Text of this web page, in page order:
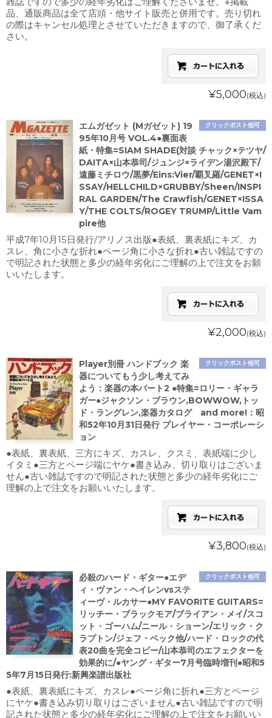
品、通販商品は全て店頭・他サイト販売と併用です。売り切れ
の際はキャンセル処理とさせていただきますので、御了承くだ
さい。
¥5,000(税込)
クリックポスト他可
エムガゼット (Mガゼット) 19
95年10月号 VOL.4●裏面表
紙・特集=SIAM SHADE(対談 チャック×テツヤ/
DAITA×山本恭司/ジュンジ×ライデン湯沢殿下/
遠藤ミチロウ/黒夢/Eins:Vier/覇叉羅/GENET×I
SSAY/HELLCHILD×GRUBBY/Sheen/INSPI
RAL GARDEN/The Crawfish/GENET×ISSA
Y/THE COLTS/ROGEY TRUMP/Little Vam
pire他
平成7年10月15日発行/アリノス出版●表紙、裏表紙にキズ、カ
スレ、角に小さな折れ●ページ角に小さな折れ●古い雑誌ですの
で明記された状態と多少の経年劣化にご理解の上で注文をお願
いいたします。
¥2,000(税込)
クリックポスト他可
Player別冊 ハンドブック 楽
器についてもう少し考えてみ
よう：楽器の本パート2 ●特集=ロリー・ギャラ
ガー●ジャクソン・ブラウン,BOWWOW,トッ
ド・ラングレン,楽器カタログ and more!：昭
和52年10月31日発行 プレイヤー・コーポレーシ
ョン
●表紙、裏表紙、三方にキズ、カスレ、クスミ、表紙端に少し
イタミ●三方とページ端にヤケ●書き込み、切り取りはございま
せん●古い雑誌ですので明記された状態と多少の経年劣化にご
理解の上で注文をお願いいたします。
¥3,800(税込)
クリックポスト他可
必殺のハード・ギター●エデ
ィ・ヴァン・ヘイレンvsステ
ィーヴ・ルカサー●MY FAVORITE GUITARS=
リッチー・ブラックモア/ブライアン・メイ/スコ
ット・ゴーハム/ニール・ショーン/エリック・ク
ラプトン/ジェフ・ベック他/ハード・ロックの代
表20曲を完全コピー/山本恭司のエフェクターを
効果的に/●ヤング・ギター7月号臨時増刊●昭和5
5年7月15日発行:新興楽譜出版社
●表紙、裏表紙にキズ、カスレ●ページ角に折れ●三方とページ
にヤケ●書き込み切り取りはございません●古い雑誌ですので明
記された状態と多少の経年劣化にご理解の上で注文をお願いい